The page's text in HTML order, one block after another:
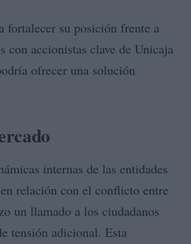
fortalecer su posición frente a
con accionistas clave de Unicaja
ofrecer una solución
internas de las entidades
relación con el conflicto entre
un llamado a los ciudadanos
tensión adicional. Esta